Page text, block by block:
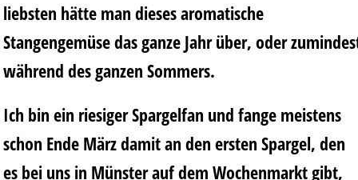
liebsten hätte man dieses aromatische
Stangengemüse das ganze Jahr über, oder
während des ganzen Sommers.
Ich bin ein riesiger Spargelfan und fange meistens
schon Ende März damit an den ersten Spargel, den
es bei uns in Münster auf dem Wochenmarkt gibt,